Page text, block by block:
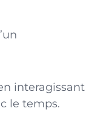
interagissant
le temps.